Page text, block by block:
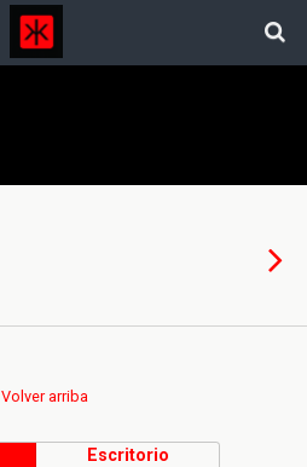
Volver arriba
Escritorio